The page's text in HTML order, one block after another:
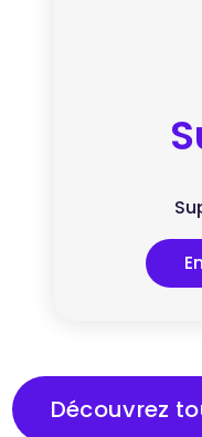
Découvrez